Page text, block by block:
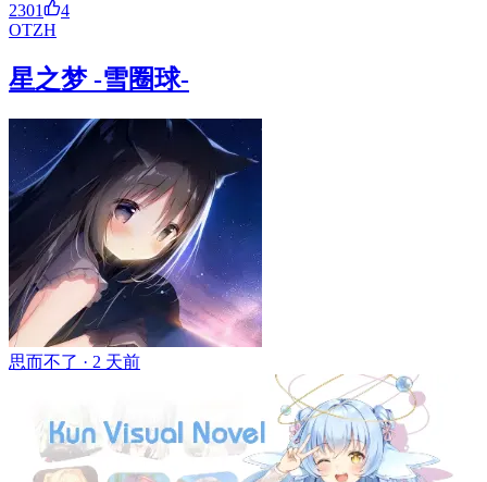
2301
4
OTZH
星之梦 -雪圈球-
思而不了 · 2 天前